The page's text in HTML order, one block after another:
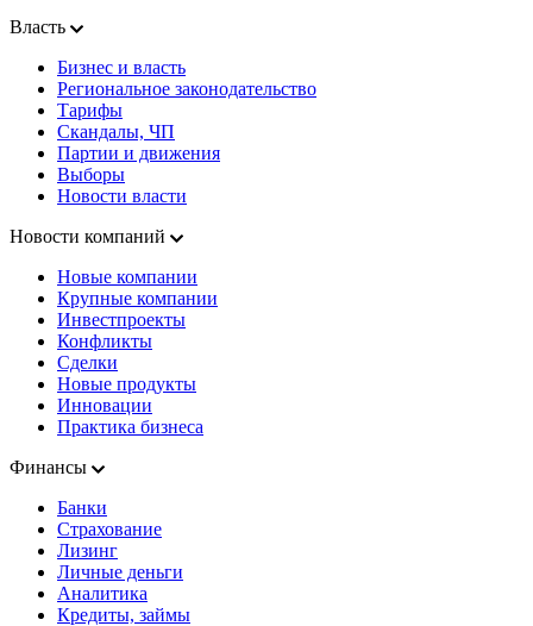
Власть
Бизнес и власть
Региональное законодательство
Тарифы
Скандалы, ЧП
Партии и движения
Выборы
Новости власти
Новости компаний
Новые компании
Крупные компании
Инвестпроекты
Конфликты
Сделки
Новые продукты
Инновации
Практика бизнеса
Финансы
Банки
Страхование
Лизинг
Личные деньги
Аналитика
Кредиты, займы